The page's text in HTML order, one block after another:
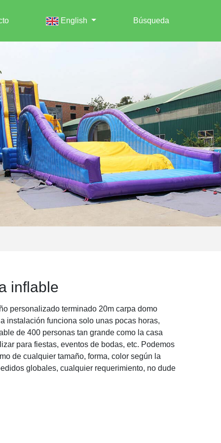
English Búsqueda
inflable
personalizado terminado 20m carpa domo
instalación funciona solo unas pocas horas,
de 400 personas tan grande como la casa
para fiestas, eventos de bodas, etc. Podemos
de cualquier tamaño, forma, color según la
globales, cualquier requerimiento, no dude